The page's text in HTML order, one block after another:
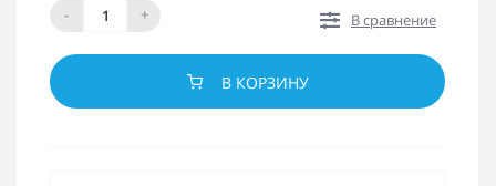
-
+
В сравнение
В КОРЗИНУ